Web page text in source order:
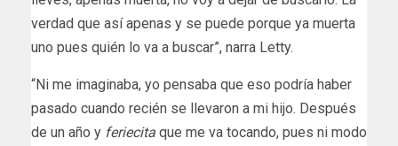
verdad que así apenas y se puede porque ya muerta
uno pues quién lo va a buscar”, narra Letty.
“Ni me imaginaba, yo pensaba que eso podría haber
pasado cuando recién se llevaron a mi hijo. Después
de un año y feriecita que me va tocando, pues ni modo